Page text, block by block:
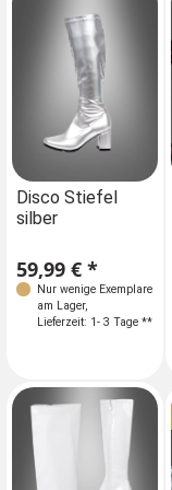
Disco Stiefel
silber
59,99 € *
Nur wenige Exemplare
am Lager,
Lieferzeit: 1- 3 Tage **
Farben